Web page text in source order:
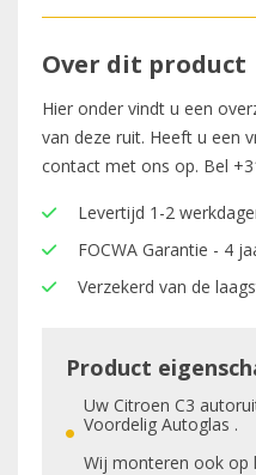
Over dit product
Hier onder vindt u een
van deze ruit. Heeft u een
contact met ons op. Bel
Levertijd 1-2
FOCWA Garantie - 4
Verzekerd van de
Product
Uw Citroen C3
Voordelig Autoglas .
Wij monteren ook op